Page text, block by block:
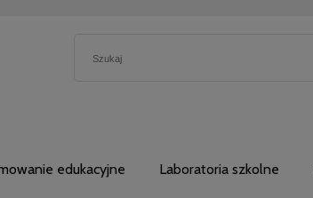
edukacyjne Laboratoria szkolne